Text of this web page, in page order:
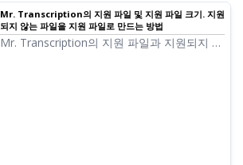
Mr. Transcription의 지원 파일 및 지원 파일 크기. 지원
되지 않는 파일을 지원 파일로 만드는 방법
Mr. Transcription의 지원 파일과 지원되지 않